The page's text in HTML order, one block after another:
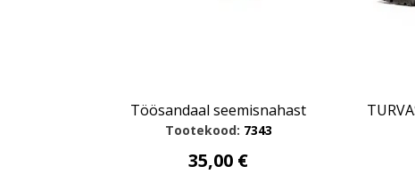
Töösandaal seemisnahast
Tootekood: 7343
35,00 €